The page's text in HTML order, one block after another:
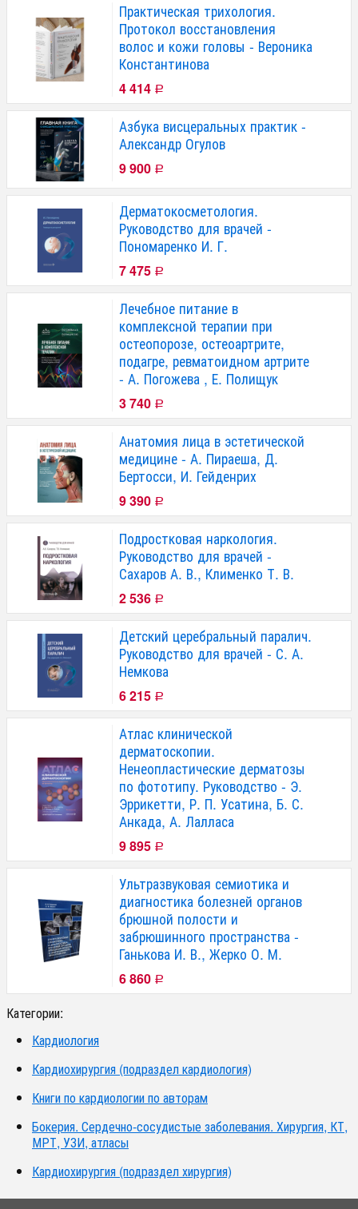
Практическая трихология.
Протокол восстановления
волос и кожи головы - Вероника
Константинова
4 414 Р
Азбука висцеральных практик -
Александр Огулов
9 900 Р
Дерматокосметология.
Руководство для врачей -
Пономаренко И. Г.
7 475 Р
Лечебное питание в
комплексной терапии при
остеопорозе, остеоартрите,
подагре, ревматоидном артрите
- А. Погожева , Е. Полищук
3 740 Р
Анатомия лица в эстетической
медицине - А. Пираеша, Д.
Бертосси, И. Гейденрих
9 390 Р
Подростковая наркология.
Руководство для врачей -
Сахаров А. В., Клименко Т. В.
2 536 Р
Детский церебральный паралич.
Руководство для врачей - С. А.
Немкова
6 215 Р
Атлас клинической
дерматоскопии.
Ненеопластические дерматозы
по фототипу. Руководство - Э.
Эррикетти, Р. П. Усатина, Б. С.
Анкада, А. Лалласа
9 895 Р
Ультразвуковая семиотика и
диагностика болезней органов
брюшной полости и
забрюшинного пространства -
Ганькова И. В., Жерко О. М.
6 860 Р
Категории:
Кардиология
Кардиохирургия (подраздел кардиология)
Книги по кардиологии по авторам
Бокерия. Сердечно-сосудистые заболевания. Хирургия, КТ,
МРТ, УЗИ, атласы
Кардиохирургия (подраздел хирургия)